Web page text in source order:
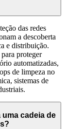
das redes
a descoberta
e distribuição.
proteger
automatizadas,
de limpeza no
sistemas de
cadeia de